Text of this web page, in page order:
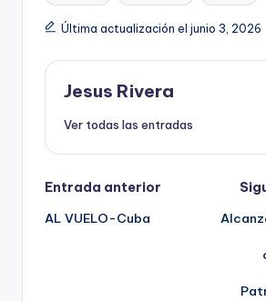
Última actualización el junio 3, 2026
Jesus Rivera
Ver todas las entradas
Navegación
de
Entrada anterior
AL VUELO-Cuba